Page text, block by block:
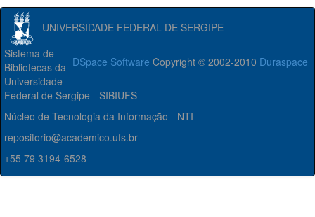
UNIVERSIDADE FEDERAL DE SERGIPE
DSpace Software Copyright © 2002-2010 Duraspace
Sistema de
Bibliotecas da
Universidade
Federal de Sergipe - SIBIUFS
Núcleo de Tecnologia da Informação - NTI
repositorio@academico.ufs.br
+55 79 3194-6528